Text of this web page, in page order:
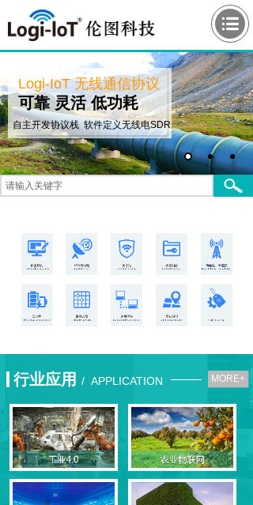
Logi-IoT 无线通信协议
可靠 灵活 低功耗
自主开发协议栈 软件定义无线电SDR
行业应用 / APPLICATION MORE+
最新资讯